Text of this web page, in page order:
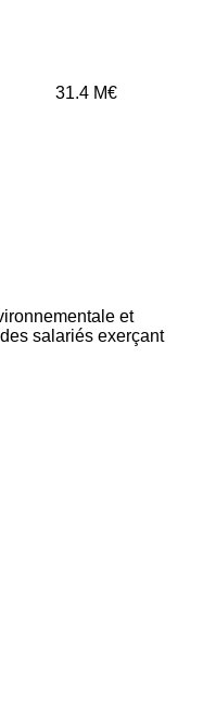
31.4 M€
et
salariés exerçant